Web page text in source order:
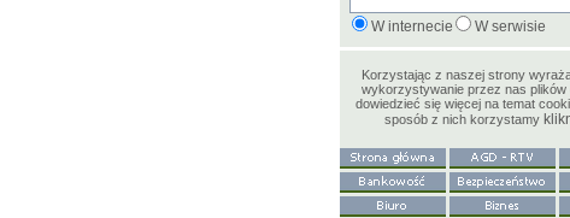
W internecie W serwisie
Korzystając z naszej strony
wykorzystywanie przez nas plików
dowiedzieć się więcej na temat
sposób z nich korzystamy